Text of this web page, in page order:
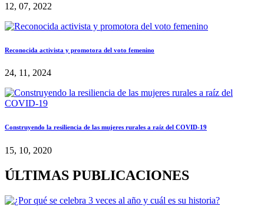
12, 07, 2022
Reconocida activista y promotora del voto femenino
24, 11, 2024
Construyendo la resiliencia de las mujeres rurales a raíz del COVID-19
15, 10, 2020
ÚLTIMAS PUBLICACIONES